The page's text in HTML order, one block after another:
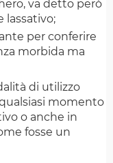
va detto però
lassativo;
per conferire
morbida ma
di utilizzo
momento
o anche in
fosse un